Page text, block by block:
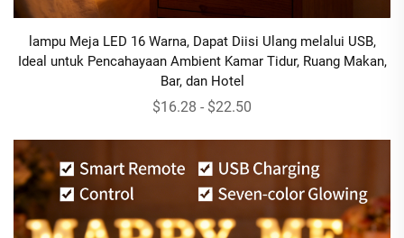
lampu Meja LED 16 Warna, Dapat Diisi Ulang melalui USB,
Ideal untuk Pencahayaan Ambient Kamar Tidur, Ruang Makan,
Bar, dan Hotel
$16.28 - $22.50